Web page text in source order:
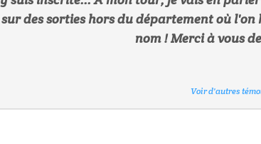
des sorties hors du département où l'on
nom ! Merci à vous
Voir d'autres
Voir d'autres
Voir d'autres
Voir d'autres
Voir d'autres